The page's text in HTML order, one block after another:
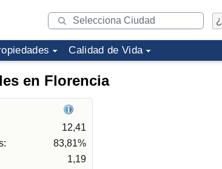
Calidad de Vida
en Florencia
12,41
83,81%
1,19